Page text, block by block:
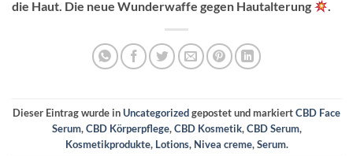
die Haut. Die neue Wunderwaffe gegen Hautalterung
.
Dieser Eintrag wurde inUncategorizedgepostet und markiertCBD Face
Serum,CBD Körperpflege,CBD Kosmetik,CBD Serum,
Kosmetikprodukte, Lotions, Nivea creme,Serum.